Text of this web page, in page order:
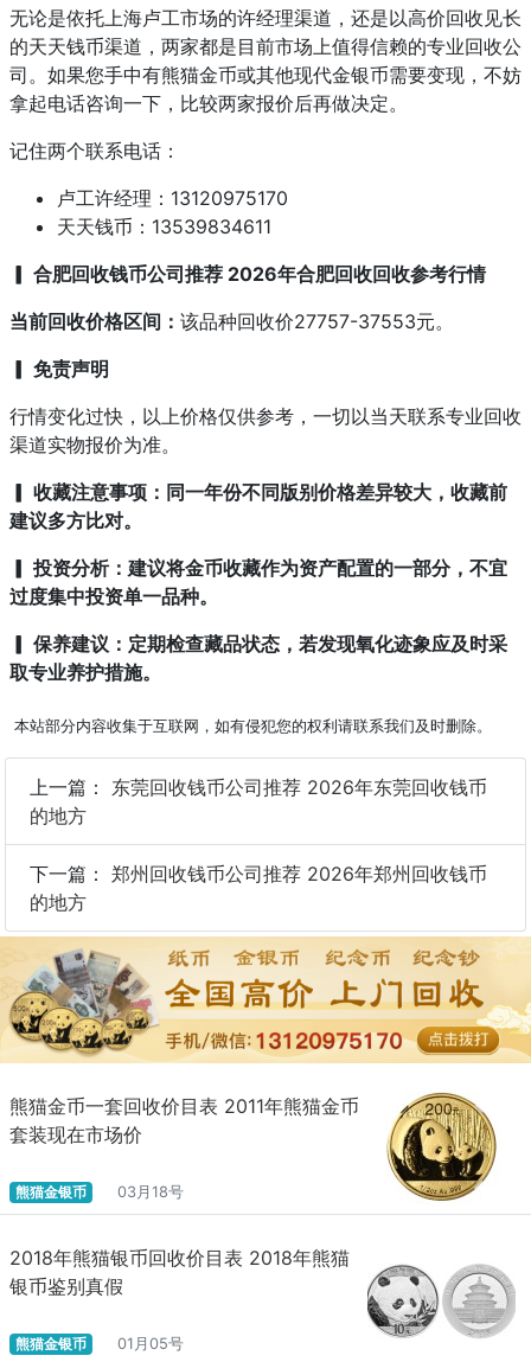
无论是依托上海卢工市场的许经理渠道，还是以高价回收见长
的天天钱币渠道，两家都是目前市场上值得信赖的专业回收公
司。如果您手中有熊猫金币或其他现代金银币需要变现，不妨
拿起电话咨询一下，比较两家报价后再做决定。
记住两个联系电话：
卢工许经理：13120975170
天天钱币：13539834611
▎ 合肥回收钱币公司推荐 2026年合肥回收回收参考行情
当前回收价格区间： 该品种回收价27757-37553元。
▎ 免责声明
行情变化过快，以上价格仅供参考，一切以当天联系专业回收
渠道实物报价为准。
▎ 收藏注意事项：同一年份不同版别价格差异较大，收藏前
建议多方比对。
▎ 投资分析：建议将金币收藏作为资产配置的一部分，不宜
过度集中投资单一品种。
▎ 保养建议：定期检查藏品状态，若发现氧化迹象应及时采
取专业养护措施。
本站部分内容收集于互联网，如有侵犯您的权利请联系我们及时删除。
上一篇： 东莞回收钱币公司推荐 2026年东莞回收钱币
的地方
下一篇： 郑州回收钱币公司推荐 2026年郑州回收钱币
的地方
熊猫金币一套回收价目表 2011年熊猫金币
套装现在市场价
熊猫金银币 03月18号
2018年熊猫银币回收价目表 2018年熊猫
银币鉴别真假
熊猫金银币 01月05号